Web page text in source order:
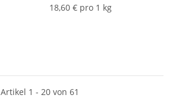
18,60 € pro 1 kg
Artikel 1 - 20 von 61